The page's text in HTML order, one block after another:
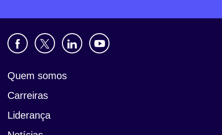
Quem somos
Carreiras
Liderança